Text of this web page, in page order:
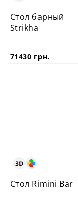
Стол барный
Strikha
71430 грн.
Стол Rimini Bar